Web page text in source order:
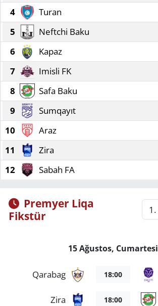
4
Turan
5
Neftchi Baku
6
Kapaz
7
Imisli FK
8
Safa Baku
9
Sumqayıt
10
Araz
11
Zira
12
Sabah FA
Premyer Liqa
Fikstür
15 Ağustos, Cumartesi
Qarabag 18:00
Zira 18:00
Manisa
Muğla
Politika
Uşak